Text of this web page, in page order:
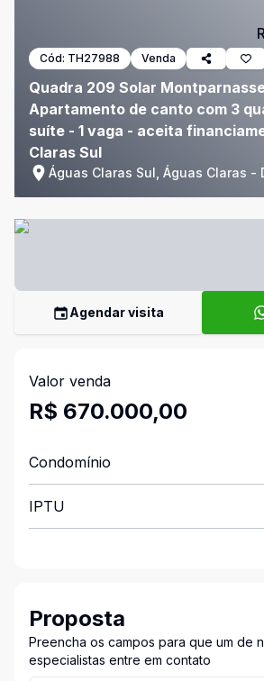
Cód: TH27988 Venda
Quadra 209 Solar
Apartamento de canto com 3
suíte - 1 vaga - aceita
Claras Sul
Águas Claras Sul, Águas Claras -
Agendar visita
Valor venda
R$ 670.000,00
Condomínio
IPTU
Proposta
Preencha os campos para que um de
especialistas entre em contato